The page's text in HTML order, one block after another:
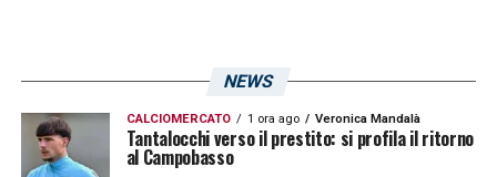
NEWS
CALCIOMERCATO 1 ora ago Veronica Mandalà
Tantalocchi verso il prestito: si profila il ritorno
al Campobasso